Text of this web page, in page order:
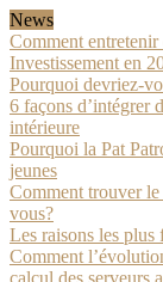
News
Comment
Investissement en
Pourquoi devriez-
6 façons d’intégrer
intérieure
Pourquoi la Pat
jeunes
Comment trouver
vous?
Les raisons les plus
Comment
calcul des serveurs